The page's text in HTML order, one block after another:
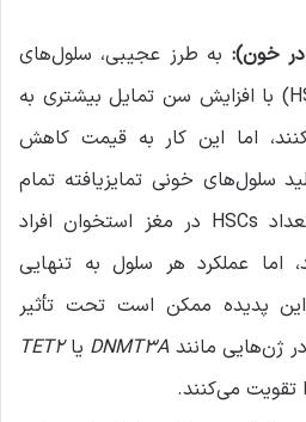
خون): به طرز عجیبی، سلول‌های
بنیادی خون‌ساز (HSCs) با افزایش سن تمایل بیشتری به
اما این کار به قیمت کاهش
سلول‌های خونی تمایزیافته تمام
می‌شود. در نتیجه، تعداد HSCs در مغز استخوان افراد
اما عملکرد هر سلول به تنهایی
پدیده ممکن است تحت تأثیر
ژن‌هایی مانندDNMT3A یاTET2
تقویت می‌کنند.